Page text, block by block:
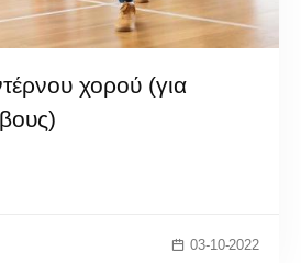
χορού (για
03-10-2022